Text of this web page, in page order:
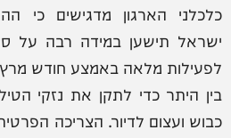
כלכלני הארגון מדגישים כי
ישראל תישען במידה רבה על
לפעילות מלאה באמצע חודש מרץ
בין היתר כדי לתקן את נזקי
כבוש ועצום לדיור. הצריכה